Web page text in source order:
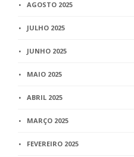
AGOSTO 2025
JULHO 2025
JUNHO 2025
MAIO 2025
ABRIL 2025
MARÇO 2025
FEVEREIRO 2025